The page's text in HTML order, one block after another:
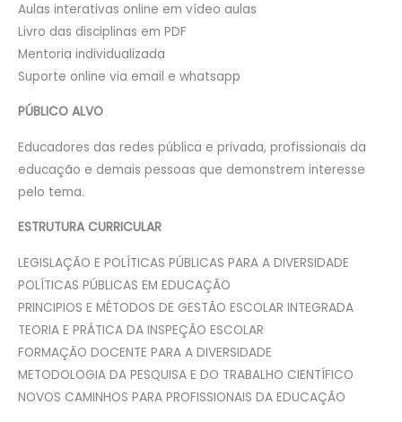
Aulas interativas online em vídeo aulas
Livro das disciplinas em PDF
Mentoria individualizada
Suporte online via email e whatsapp
PÚBLICO ALVO
Educadores das redes pública e privada, profissionais da
educação e demais pessoas que demonstrem interesse
pelo tema.
ESTRUTURA CURRICULAR
LEGISLAÇÃO E POLÍTICAS PÚBLICAS PARA A DIVERSIDADE
POLÍTICAS PÚBLICAS EM EDUCAÇÃO
PRINCIPIOS E MÉTODOS DE GESTÃO ESCOLAR INTEGRADA
TEORIA E PRÁTICA DA INSPEÇÃO ESCOLAR
FORMAÇÃO DOCENTE PARA A DIVERSIDADE
METODOLOGIA DA PESQUISA E DO TRABALHO CIENTÍFICO
NOVOS CAMINHOS PARA PROFISSIONAIS DA EDUCAÇÃO